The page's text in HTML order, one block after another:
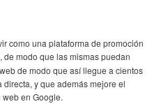
como una plataforma de promoción
, de modo que las mismas puedan
de modo que así llegue a cientos
y que además mejore el
en Google.